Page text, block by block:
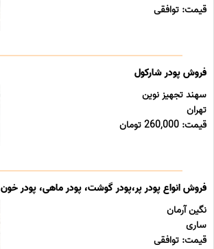
قیمت: توافقی
فروش پودر شارکول
سهند تجهیز نوین
تهران
قیمت: 260,000 تومان
فروش انواع پودر پر،پودر گوشت، پودر ماهی، پودر خون
نگین آرمان
ساری
قیمت: توافقی